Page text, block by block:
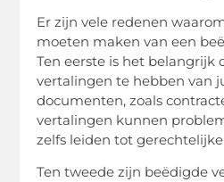
Er zijn vele redenen
moeten maken van een
Ten eerste is het belangrijk
vertalingen te hebben van
documenten, zoals
vertalingen kunnen
zelfs leiden tot
Ten tweede zijn beëdigde